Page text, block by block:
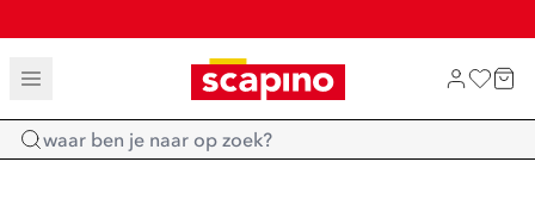
TOT 70% KORTING OP SALE
SHOP NIEUW
Home